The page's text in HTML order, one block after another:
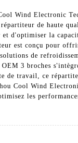
Wind Electronic
de haute
d'optimiser la
est conçu pour
de
3 broches
de travail, ce
Cool Wind
les